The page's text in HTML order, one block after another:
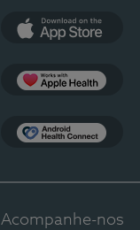
Acompanhe-nos